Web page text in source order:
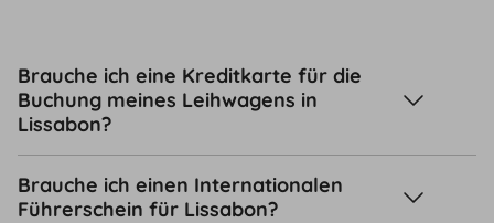
Brauche ich eine Kreditkarte für die
Buchung meines Leihwagens in
Lissabon?
Brauche ich einen Internationalen
Führerschein für Lissabon?